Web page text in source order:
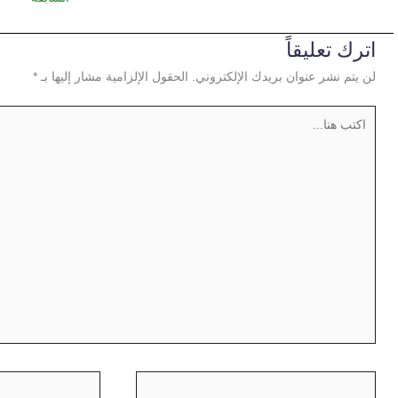
اترك تعليقاً
لن يتم نشر عنوان بريدك الإلكتروني. الحقول الإلزامية مشار إليها بـ *